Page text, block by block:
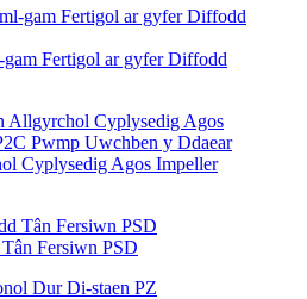
Fertigol ar gyfer Diffodd
Cyplysedig Agos Impeller
Fersiwn PSD